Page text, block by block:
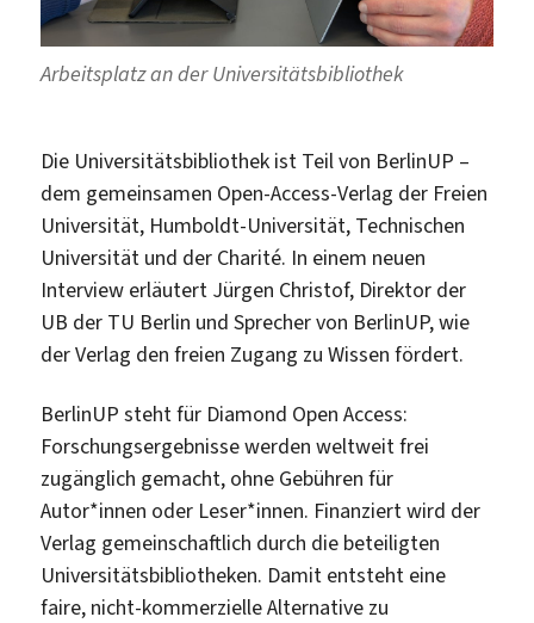
Arbeitsplatz an der Universitätsbibliothek
Die Universitätsbibliothek ist Teil von BerlinUP –
dem gemeinsamen Open-Access-Verlag der Freien
Universität, Humboldt-Universität, Technischen
Universität und der Charité. In einem neuen
Interview erläutert Jürgen Christof, Direktor der
UB der TU Berlin und Sprecher von BerlinUP, wie
der Verlag den freien Zugang zu Wissen fördert.
BerlinUP steht für Diamond Open Access:
Forschungsergebnisse werden weltweit frei
zugänglich gemacht, ohne Gebühren für
Autor*innen oder Leser*innen. Finanziert wird der
Verlag gemeinschaftlich durch die beteiligten
Universitätsbibliotheken. Damit entsteht eine
faire, nicht-kommerzielle Alternative zu